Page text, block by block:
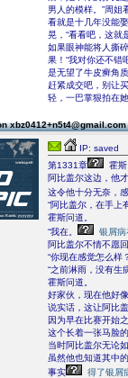
男人的模样。”周
看就是十几年没能
晃，“看看吧，这就
如果眼神能将人撕
果！“我对你还不错
是无望了牛皮癣角
赶紧成交吧，别让
轻，一巴掌狠拍在
xbz0412+n5t4@gmail.com
IP: saved
第1331章
霍
阿比盖尔这边，他
这令他十分无奈，
“阿比盖尔，在手上
霍斯问道。
“我在。
银屑病
阿比盖尔不情不愿
“你现在感觉怎么样
“之前淋雨，没有生
霍斯问道。
好家伙，现在他好
说实话，这让阿比
因为早在比赛开始
这个长着一张马脸
当时阿比盖尔无论
虽然他也知道其中
事实
得了银屑